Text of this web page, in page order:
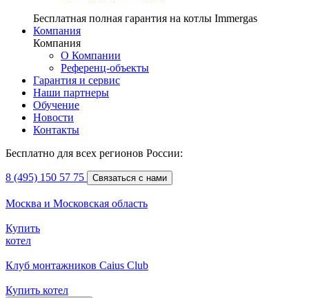
Бесплатная полная гарантия на котлы Immergas
Компания
Компания
О Компании
Референц-объекты
Гарантия и сервис
Наши партнеры
Обучение
Новости
Контакты
Бесплатно для всех регионов России:
8 (495) 150 57 75 Связаться с нами
Москва и Московская область
Купить
котел
Клуб монтажников Caius Club
Купить котел